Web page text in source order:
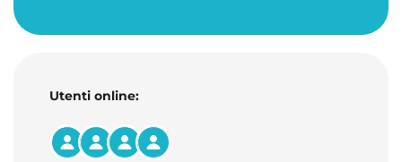
Utenti online: